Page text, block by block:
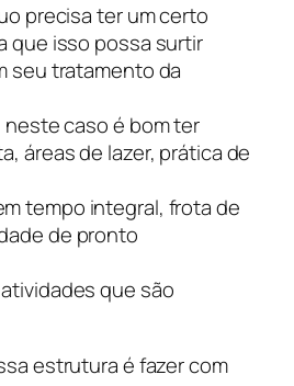
precisa ter um certo
que isso possa surtir
seu tratamento da
neste caso é bom ter
áreas de lazer, prática de
tempo integral, frota de
de pronto
que são
estrutura é fazer com